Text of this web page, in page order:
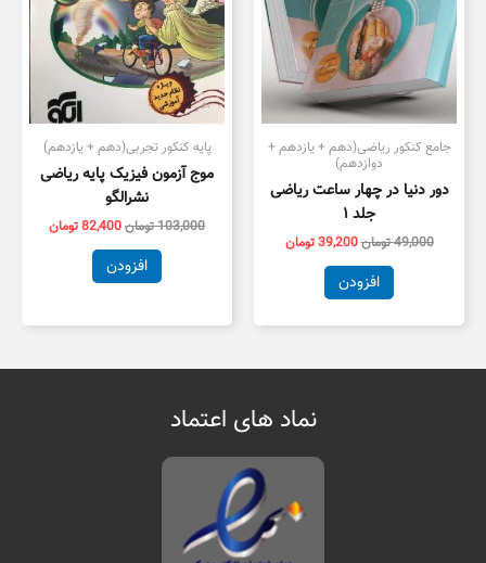
جامع کنکور ریاضی(دهم + یازدهم +
دوازدهم)
دور دنیا در چهار ساعت ریاضی
جلد ۱
49,000تومان39,200تومان
افزودن
پایه کنکور تجربی(دهم + یازدهم)
موج آزمون فیزیک پایه ریاضی
نشرالگو
103,000تومان82,400تومان
افزودن
نماد های اعتماد